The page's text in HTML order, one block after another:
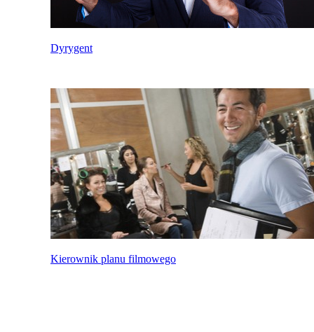
Dyrygent
Kierownik planu filmowego